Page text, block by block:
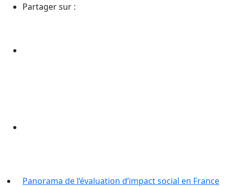
Partager sur :
Panorama de l’évaluation d’impact social en France